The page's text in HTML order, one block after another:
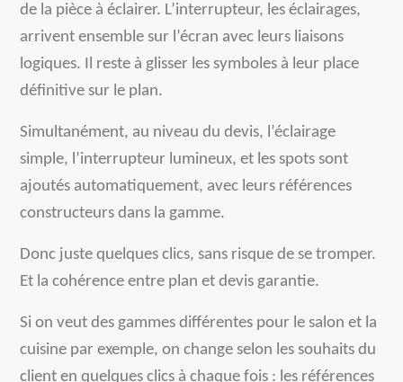
de la pièce à éclairer. L’interrupteur, les éclairages,
arrivent ensemble sur l’écran avec leurs liaisons
logiques. Il reste à glisser les symboles à leur place
définitive sur le plan.
Simultanément, au niveau du devis, l’éclairage
simple, l’interrupteur lumineux, et les spots sont
ajoutés automatiquement, avec leurs références
constructeurs dans la gamme.
Donc juste quelques clics, sans risque de se tromper.
Et la cohérence entre plan et devis garantie.
Si on veut des gammes différentes pour le salon et la
cuisine par exemple, on change selon les souhaits du
client en quelques clics à chaque fois : les références